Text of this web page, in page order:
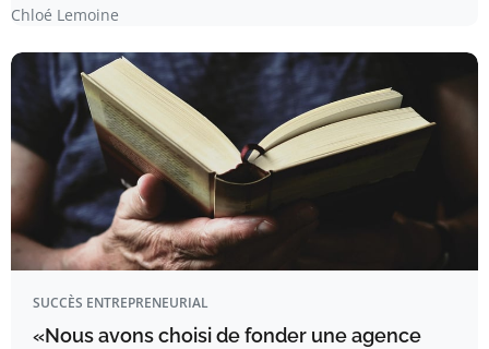
Chloé Lemoine
SUCCÈS ENTREPRENEURIAL
«Nous avons choisi de fonder une agence